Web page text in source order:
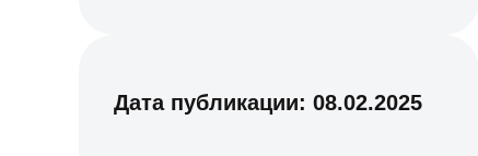
Дата публикации:08.02.2025